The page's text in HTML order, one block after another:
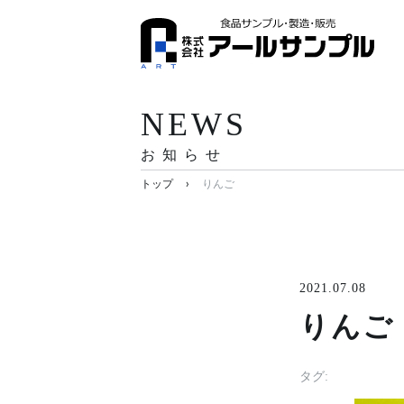
NEWS
お知らせ
トップ › りんご
2021.07.08
りんご
タグ: